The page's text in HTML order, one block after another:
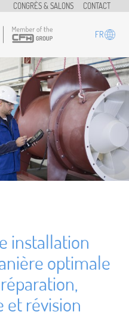
CONGRÈS & SALONS CONTACT
FR
installation
optimale
et révision